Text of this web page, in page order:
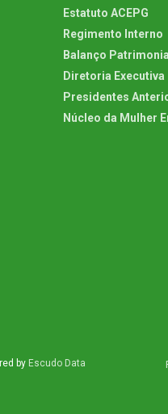
Estatuto ACEPG
Regimento Interno
Balanço Patrimonial
Diretoria Executiva
Presidentes
Núcleo da Mulher
by Escudo Data